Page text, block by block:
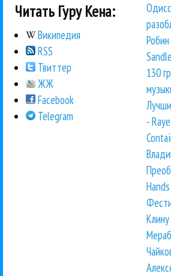
Читать Гуру Кена:
Википедия
RSS
Твиттер
ЖЖ
Facebook
Telegram
130
-